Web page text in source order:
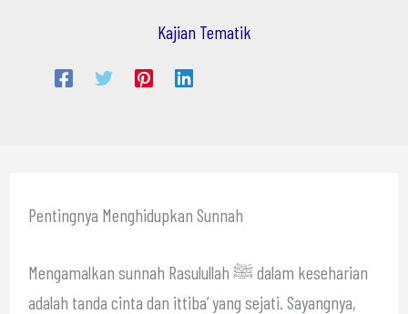
Kajian Tematik
Pentingnya Menghidupkan Sunnah
Mengamalkan sunnah Rasulullah ﷺ dalam keseharian
adalah tanda cinta dan ittiba’ yang sejati. Sayangnya,